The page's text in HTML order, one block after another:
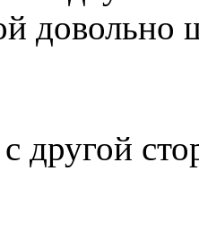
довольно
другой